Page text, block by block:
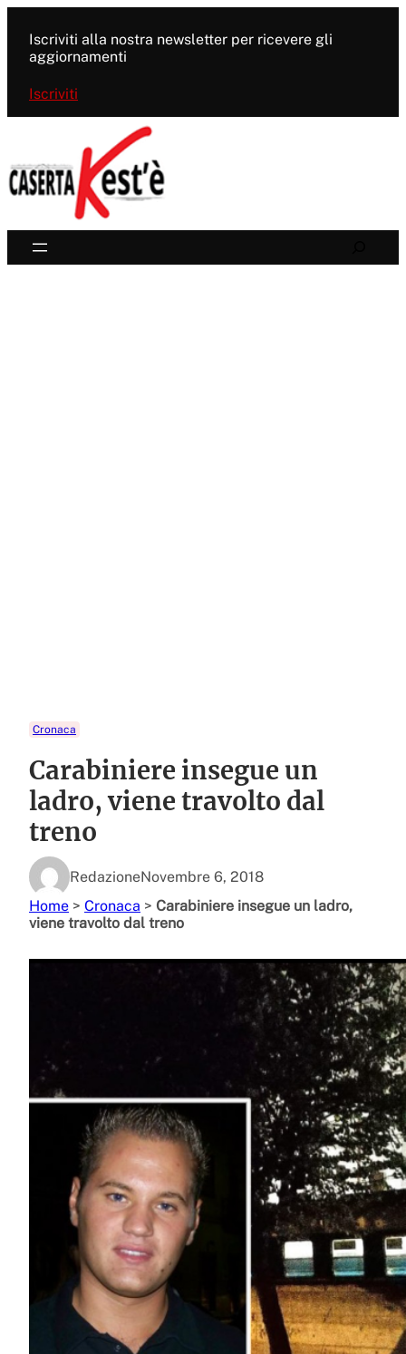
contenuto
Iscriviti alla nostra newsletter per ricevere gli
aggiornamenti
Iscriviti
Cronaca
Carabiniere insegue un
ladro, viene travolto dal
treno
RedazioneNovembre 6, 2018
Home > Cronaca > Carabiniere insegue un ladro,
viene travolto dal treno